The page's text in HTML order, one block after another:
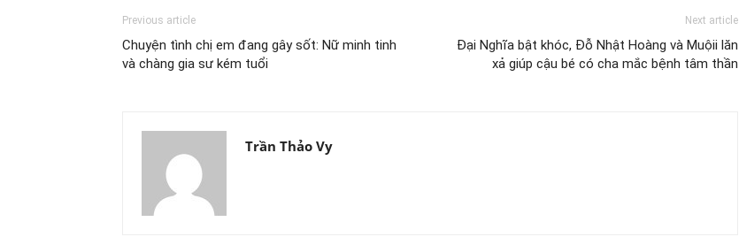
Previous article
Chuyện tình chị em đang gây sốt: Nữ minh tinh
và chàng gia sư kém tuổi
Next article
Đại Nghĩa bật khóc, Đỗ Nhật Hoàng và Muộii lăn
xả giúp cậu bé có cha mắc bệnh tâm thần
Trần Thảo Vy